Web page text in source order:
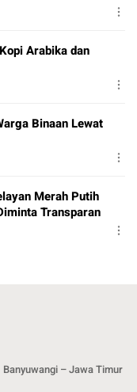
Arabika dan
Binaan Lewat
Merah Putih
Transparan
– Jawa Timur